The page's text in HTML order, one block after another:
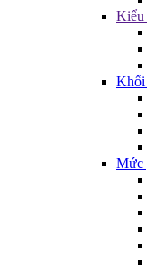
Kiểu
Khối
Mức